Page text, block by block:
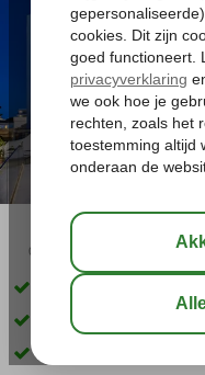
02:30 aug 30°C
Gelegen in Playa de Palma
Verkoelend zwembad